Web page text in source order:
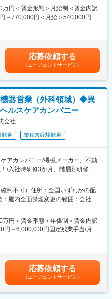
掲げています。
のGWは、30日・１日も休業日と
しています。
では、整形外科向けセラミックス
トップクラス。
例付与。社員の産休育休取得率お
％。
案を賞賛。主体性のある方はやり
「さん」付けで呼び合う風通しの
て自社にて一気通貫で行っていま
フォーマンスの向上につながるデジ
システムの企画・設計・導入・運
Partnerとして、事業部門、
ーと密接に連携しながら、ビジネ
クホルダーと信頼関係を構築し、
優先事項を理解する。
その導入・活用を支援する。
し役として、優先順位、期待値、
び施策について、計画策定、実
リスクを主体的に特定・管理し、
円滑なプロジェクト遂行を実現す
がら、プロジェクトの成功に向けて
ーション・協働
、課題、およびシステム変更に関
共有する。
万円＜賃金形態＞月給制＜賃金内訳
～770,000円＜月給＞540,000円～
能性があります。月給(月額)は固定手
応募依頼する
（エージェントサービス）
器営業（外科領域）◆異
ルスケアカンパニー
会社
歓迎 業種未経験歓迎
ケアカンパニー/機械メーカー、不動
/入社時研修3か月、階層別研修な
ィブ制度/入社想定日：2026年10月1
性別関係・社歴関係なく活躍でき
に対し、当社にて扱っている製品
のニーズを掘り下げた上で解決に
る、コンサルティングのような営
約不可）住所：全国いずれかの配
屋内全面禁煙変更の範囲：会社の
万円＜賃金形態＞年俸制＜賃金内訳
円～6,000,000円固定残業手当/月：
し決定いたします。※上記はインセ
はあくまでも目安の金額であり、
があります。月給(月額)は固定手当を
応募依頼する
（エージェントサービス）